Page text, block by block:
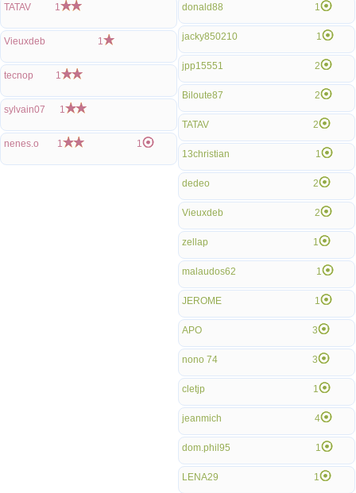
TATAV 1
Vieuxdeb 1
tecnop 1
sylvain07 1
nenes.o 1 1
donald88 1
jacky850210 1
jpp15551 2
Biloute87 2
TATAV 2
13christian 1
dedeo 2
Vieuxdeb 2
zellap 1
malaudos62 1
JEROME 1
APO 3
nono 74 3
cletjp 1
jeanmich 4
dom.phil95 1
LENA29 1